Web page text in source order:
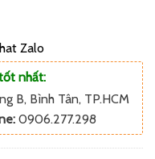
nhất:
B, Bình Tân, TP.HCM
0906.277.298